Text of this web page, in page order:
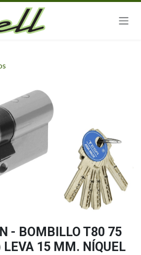
- BOMBILLO T80 75
15 MM. NÍQUEL